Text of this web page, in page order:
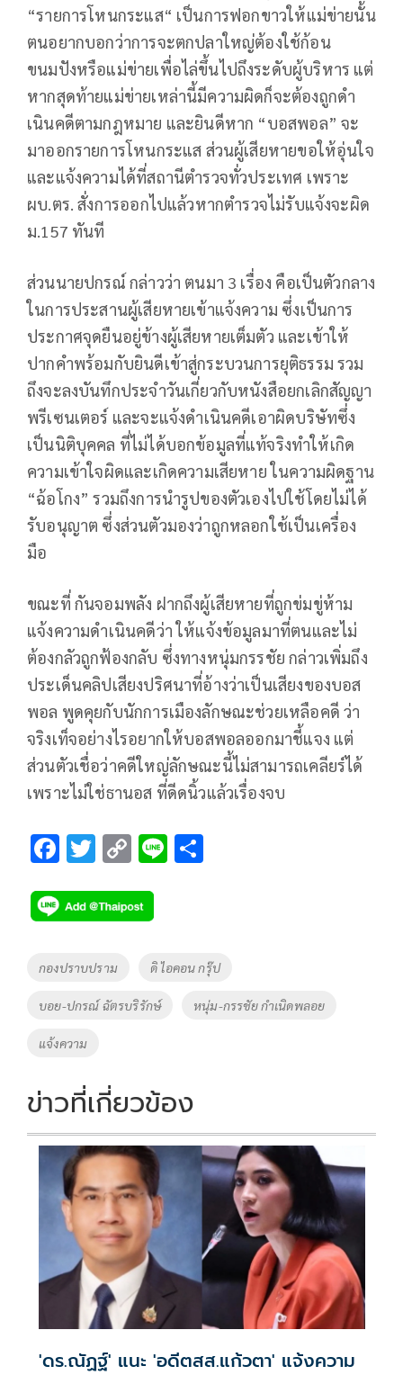
“รายการโหนกระแส“ เป็นการฟอกขาวให้แม่ข่ายนั้น
ตนอยากบอกว่าการจะตกปลาใหญ่ต้องใช้ก้อน
ขนมปังหรือแม่ข่ายเพื่อไล่ขึ้นไปถึงระดับผู้บริหาร แต่
หากสุดท้ายแม่ข่ายเหล่านี้มีความผิดก็จะต้องถูกดํา
เนินคดีตามกฎหมาย และยินดีหาก “บอสพอล” จะ
มาออกรายการโหนกระแส ส่วนผู้เสียหายขอให้อุ่นใจ
และแจ้งความได้ที่สถานีตํารวจทั่วประเทศ เพราะ
ผบ.ตร. สั่งการออกไปแล้วหากตํารวจไม่รับแจ้งจะผิด
ม.157 ทันที
ส่วนนายปกรณ์ กล่าวว่า ตนมา 3 เรื่อง คือเป็นตัวกลาง
ในการประสานผู้เสียหายเข้าแจ้งความ ซึ่งเป็นการ
ประกาศจุดยืนอยู่ข้างผู้เสียหายเต็มตัว และเข้าให้
ปากคําพร้อมกับยินดีเข้าสู่กระบวนการยุติธรรม รวม
ถึงจะลงบันทึกประจําวันเกี่ยวกับหนังสือยกเลิกสัญญา
พรีเซนเตอร์ และจะแจ้งดําเนินคดีเอาผิดบริษัทซึ่ง
เป็นนิติบุคคล ที่ไม่ได้บอกข้อมูลที่แท้จริงทำให้เกิด
ความเข้าใจผิดและเกิดความเสียหาย ในความผิดฐาน
“ฉ้อโกง” รวมถึงการนำรูปของตัวเองไปใช้โดยไม่ได้
รับอนุญาต ซึ่งส่วนตัวมองว่าถูกหลอกใช้เป็นเครื่อง
มือ
ขณะที่ กันจอมพลัง ฝากถึงผู้เสียหายที่ถูกข่มขู่ห้าม
แจ้งความดําเนินคดีว่า ให้แจ้งข้อมูลมาที่ตนและไม่
ต้องกลัวถูกฟ้องกลับ ซึ่งทางหนุ่มกรรชัย กล่าวเพิ่มถึง
ประเด็นคลิปเสียงปริศนาที่อ้างว่าเป็นเสียงของบอส
พอล พูดคุยกับนักการเมืองลักษณะช่วยเหลือคดี ว่า
จริงเท็จอย่างไรอยากให้บอสพอลออกมาชี้แจง แต่
ส่วนตัวเชื่อว่าคดีใหญ่ลักษณะนี้ไม่สามารถเคลียร์ได้
เพราะไม่ใช่ธานอส ที่ดีดนิ้วแล้วเรื่องจบ
F
e
b
o
o
k
T
tt
er
C
p
y
Li
n
k
Li
Tags
กองปราบปราม ดิ ไอคอน กรุ๊ป
บอย-ปกรณ์ ฉัตรบริรักษ์ หนุ่ม-กรรชัย กำเนิดพลอย
แจ้งความ
ข่าวที่เกี่ยวข้อง
'ดร.ณัฏฐ์' แนะ 'อดีตสส.แก้วตา' แจ้งความ